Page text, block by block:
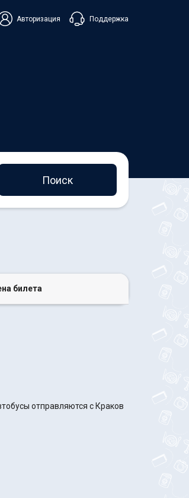
Авторизация Поддержка
Чат в Messenger
Поиск
билета
отправляются с Краков